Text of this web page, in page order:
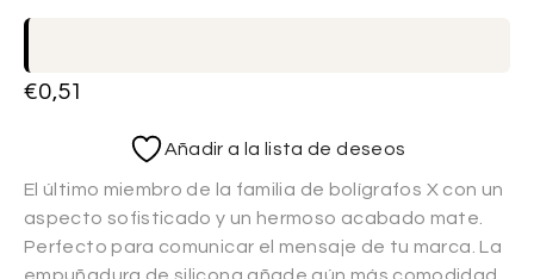
€0,51
Añadir a la lista de deseos
El último miembro de la familia de bolígrafos X con un
aspecto sofisticado y un hermoso acabado mate.
Perfecto para comunicar el mensaje de tu marca. La
empuñadura de silicona añade aún más comodidad